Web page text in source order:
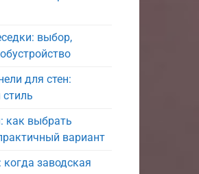
выбор,
для стен:
как выбрать
вариант
когда заводская